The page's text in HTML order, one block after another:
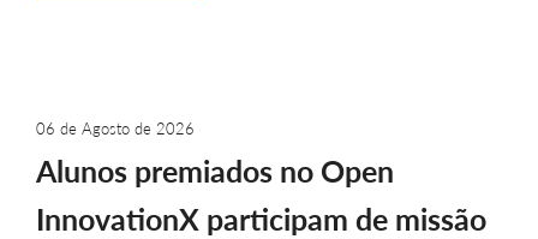
06 de Agosto de 2026
Alunos premiados no Open
InnovationX participam de missão